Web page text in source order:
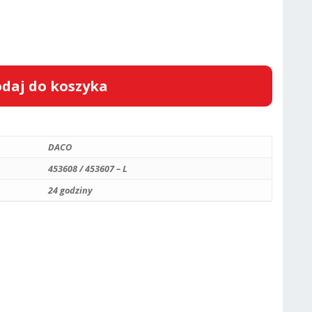
do koszyka
DACO
453608 / 453607 – L
24 godziny